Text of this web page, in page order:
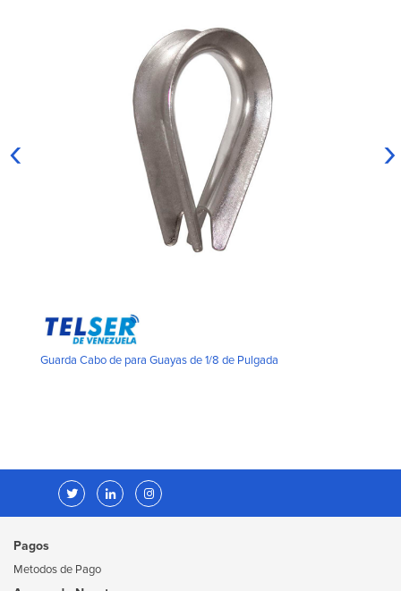
Guarda Cabo de para Guayas de 1/8 de Pulgada
‹ ›
Pagos
Metodos de Pago